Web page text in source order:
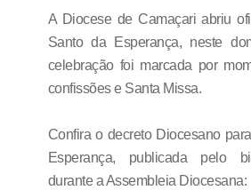
A Diocese de Camaçari abriu
Santo da Esperança, neste
celebração foi marcada por
confissões e Santa Missa.
Confira o decreto Diocesano
Esperança, publicada pelo
durante a Assembleia Diocesana: